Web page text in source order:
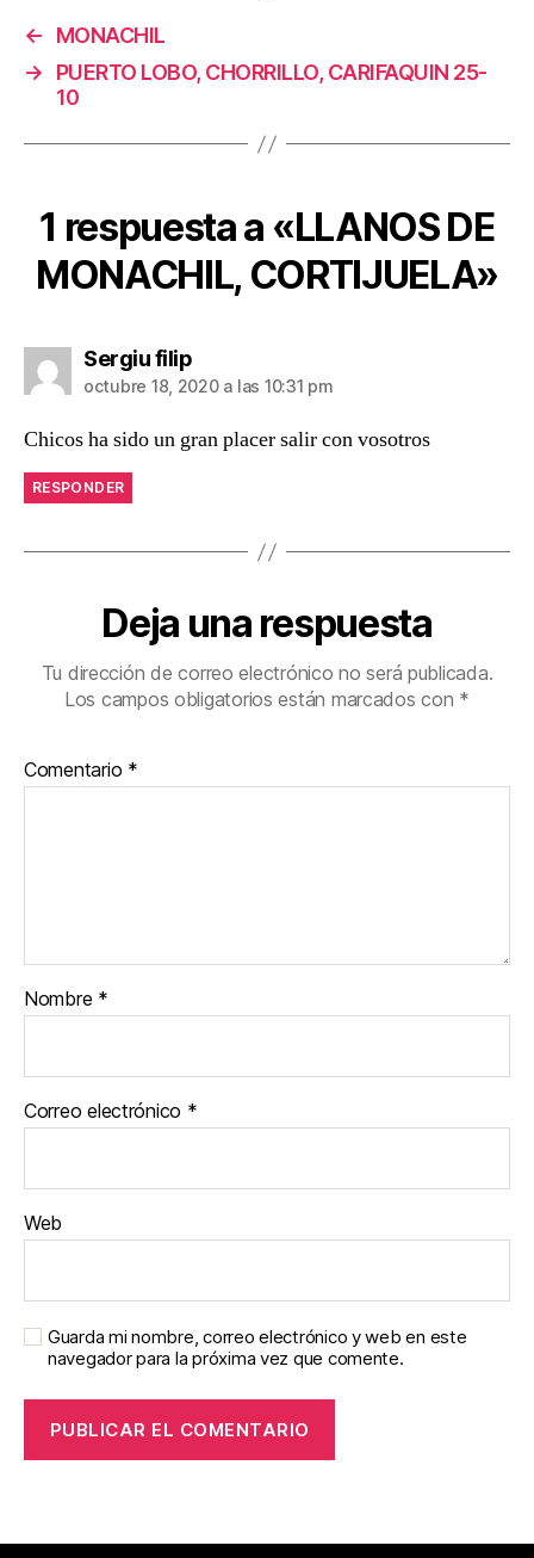
←
MONACHIL
→
PUERTO LOBO, CHORRILLO, CARIFAQUIN 25-
10
1 respuesta a «LLANOS DE
MONACHIL, CORTIJUELA»
Sergiu filipdice:
octubre 18, 2020 a las 10:31 pm
Chicos ha sido un gran placer salir con vosotros
RESPONDER
Deja una respuesta
Tu dirección de correo electrónico no será publicada.
Los campos obligatorios están marcados con *
Comentario *
Nombre *
Correo electrónico *
Web
Guarda mi nombre, correo electrónico y web en este
navegador para la próxima vez que comente.